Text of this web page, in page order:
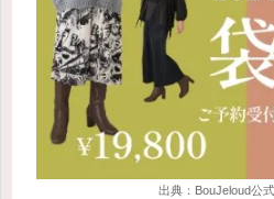
出典：BouJeloud公